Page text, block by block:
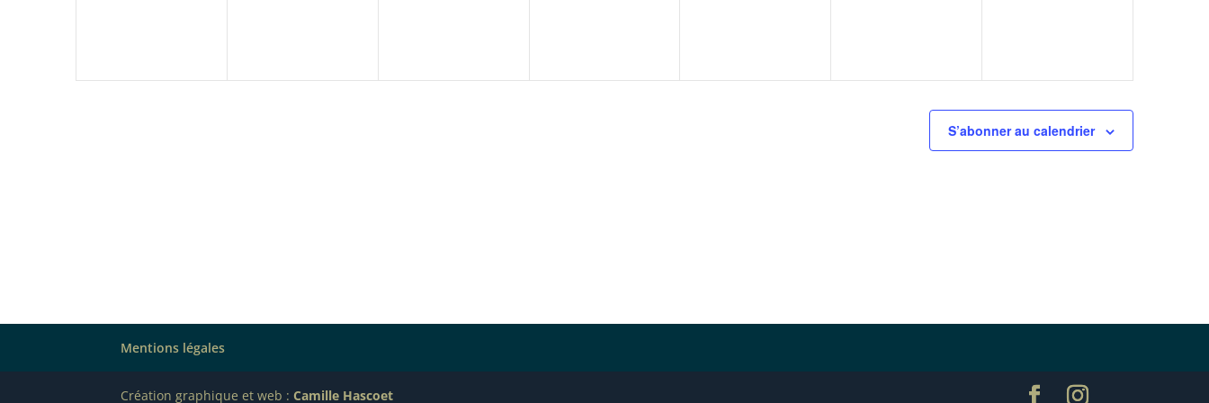
S’abonner au calendrier
Mentions légales
Création graphique et web : Camille Hascoet